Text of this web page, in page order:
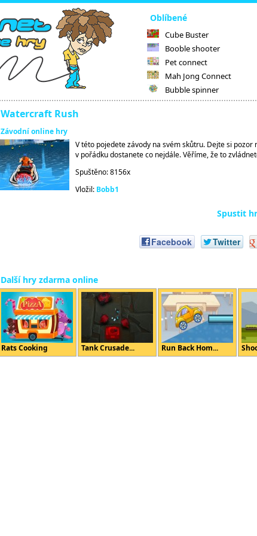
Oblíbené
Cube Buster
Booble shooter
Pet connect
Mah Jong Connect
Bubble spinner
Watercraft Rush
Závodní online hry
V této pojedete závody na svém skůtru. Dejte si
v pořádku dostanete co nejdále. Věříme, že to
Spuštěno: 8156x
Vložil: Bobb1
Spustit
Facebook Twitter
Další hry zdarma online
Rats Cooking Tank Crusade... Run Back Hom...